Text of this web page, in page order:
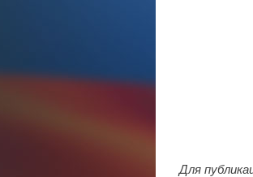
Для